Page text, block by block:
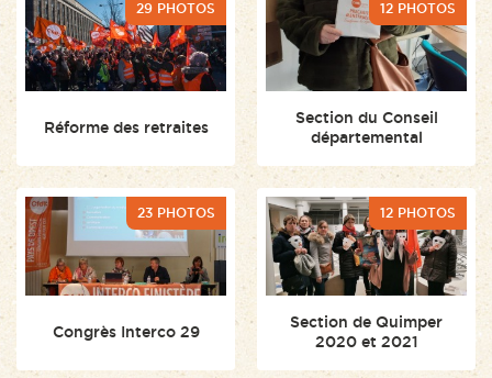
29 PHOTOS
Réforme des retraites
12 PHOTOS
Section du Conseil
départemental
23 PHOTOS
Congrès Interco 29
12 PHOTOS
Section de Quimper
2020 et 2021